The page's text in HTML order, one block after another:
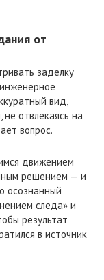
от
заделку
вид,
не отвлекаясь на
вопрос.
движением
решением — и
осознанный
следа» и
результат
в источник